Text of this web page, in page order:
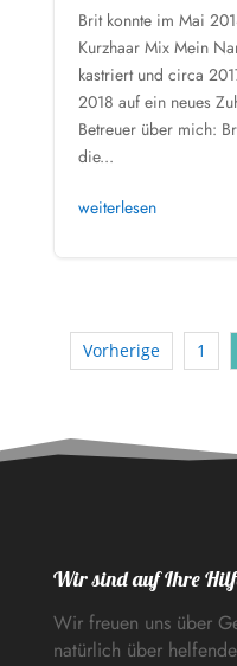
Brit konnte im Mai
Kurzhaar Mix Mein
kastriert und circa
2018 auf ein neues
Betreuer über mich:
die...
weiterlesen
Vorherige 1
Wir sind auf Ihre
Wir freuen uns über
natürlich über